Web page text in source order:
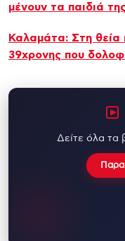
μένουν τα παιδιά
Καλαμάτα: Στη θεία
39χρονης που
Δείτε όλα τα